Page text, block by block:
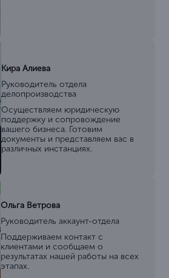
Кира Алиева
Руководитель отдела
делопроизводства
Осуществляем юридическую
поддержку и сопровождение
вашего бизнеса. Готовим
документы и представляем вас в
различных инстанциях.
Ольга Ветрова
Руководитель аккаунт-отдела
Поддерживаем контакт с
клиентами и сообщаем о
результатах нашей работы на всех
этапах.